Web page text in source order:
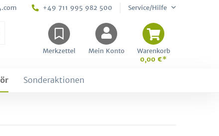
+49 711 995 982 500 Service/Hilfe
Merkzettel Mein Konto
Warenkorb
0,00 €*
Sonderaktionen